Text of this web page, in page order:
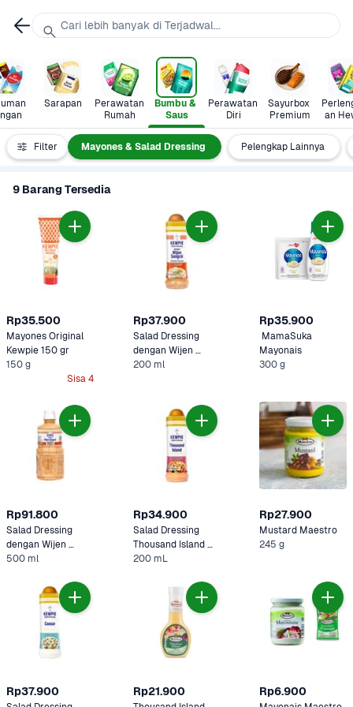
Sarapan
Perawatan
Rumah
Bumbu &
Saus
Perawatan
Diri
Sayurbox
Premium
an
Filter
Pasta Mayones & Salad Dressing Pelengkap Lainnya
9 Barang Tersedia
Rp35.500
Mayones Original
Kewpie 150 gr
150 g
Sisa 4
Rp37.900
Salad Dressing
dengan Wijen
Sangrai Kewpie
200 ml
Rp35.900
MamaSuka
Mayonais
300 g
Rp91.800
Salad Dressing
dengan Wijen
Sangrai Kewpie
500 ml
Rp34.900
Salad Dressing
Thousand Island
Kewpie
200 mL
Rp27.900
Mustard Maestro
245 g
Rp37.900 Rp21.900 Rp6.900
Cari lebih banyak di Terjadwal...